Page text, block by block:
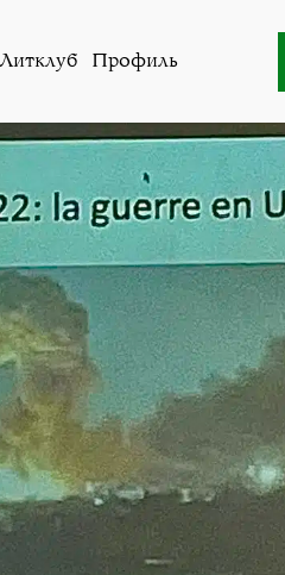
Литклуб Профиль
получить убежище в